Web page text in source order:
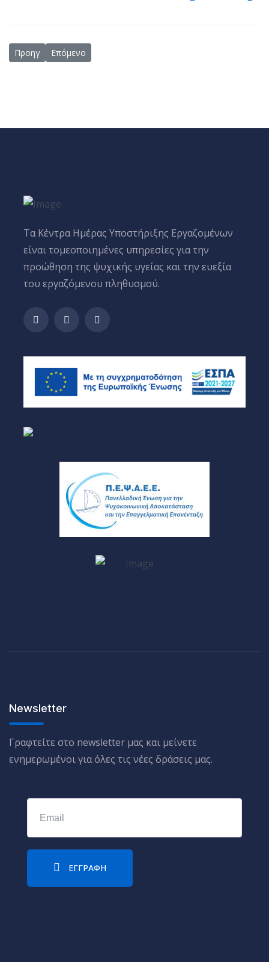
Προηγούμενο άρθρο: Επιμορφωτικό σεμινάριο με θέμα την
Προηγ Επόμενο άρθρο: Επιτυχής διεξαγωγή της θεατρικής
Επόμενο
Tα Κέντρα Ημέρας Υποστήριξης Εργαζομένων
είναι τομεοποιημένες υπηρεσίες για την
προώθηση της ψυχικής υγείας και την ευεξία
του εργαζόμενου πληθυσμού.
Newsletter
Γραφτείτε στο newsletter μας και μείνετε
ενημερωμένοι για όλες τις νέες δράσεις μας.
ΕΓΓΡΑΦΉ